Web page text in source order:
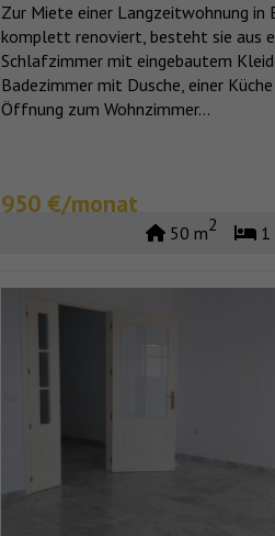
Zur Miete einer Langzeitwohnung in
komplett renoviert, besteht sie aus
Schlafzimmer mit eingebautem
Badezimmer mit Dusche, einer
Öffnung zum Wohnzimmer...
950 €/monat
50 m2 1